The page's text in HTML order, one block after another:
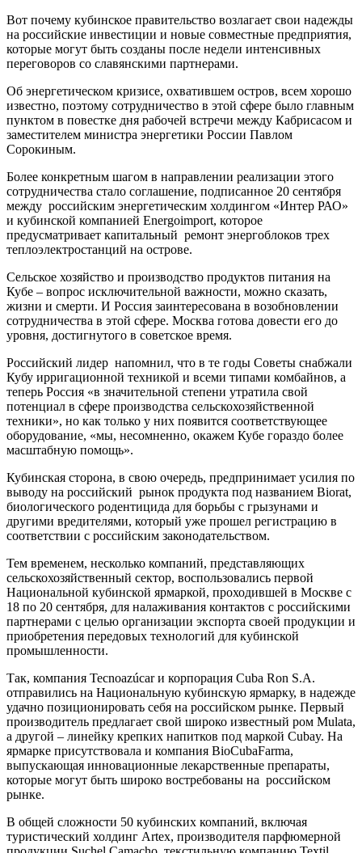
Вот почему кубинское правительство возлагает свои надежды
на российские инвестиции и новые совместные предприятия,
которые могут быть созданы после недели интенсивных
переговоров со славянскими партнерами.
Об энергетическом кризисе, охватившем остров, всем хорошо
известно, поэтому сотрудничество в этой сфере было главным
пунктом в повестке дня рабочей встречи между Кабрисасом и
заместителем министра энергетики России Павлом
Сорокиным.
Более конкретным шагом в направлении реализации этого
сотрудничества стало соглашение, подписанное 20 сентября
между российским энергетическим холдингом «Интер РАО»
и кубинской компанией Energoimport, которое
предусматривает капитальный ремонт энергоблоков трех
теплоэлектростанций на острове.
Сельское хозяйство и производство продуктов питания на
Кубе – вопрос исключительной важности, можно сказать,
жизни и смерти. И Россия заинтересована в возобновлении
сотрудничества в этой сфере. Москва готова довести его до
уровня, достигнутого в советское время.
Российский лидер напомнил, что в те годы Советы снабжали
Кубу ирригационной техникой и всеми типами комбайнов, а
теперь Россия «в значительной степени утратила свой
потенциал в сфере производства сельскохозяйственной
техники», но как только у них появится соответствующее
оборудование, «мы, несомненно, окажем Кубе гораздо более
масштабную помощь».
Кубинская сторона, в свою очередь, предпринимает усилия по
выводу на российский рынок продукта под названием Biorat,
биологического родентицида для борьбы с грызунами и
другими вредителями, который уже прошел регистрацию в
соответствии с российским законодательством.
Тем временем, несколько компаний, представляющих
сельскохозяйственный сектор, воспользовались первой
Национальной кубинской ярмаркой, проходившей в Москве с
18 по 20 сентября, для налаживания контактов с российскими
партнерами с целью организации экспорта своей продукции и
приобретения передовых технологий для кубинской
промышленности.
Так, компания Tecnoazúcar и корпорация Cuba Ron S.A.
отправились на Национальную кубинскую ярмарку, в надежде
удачно позиционировать себя на российском рынке. Первый
производитель предлагает свой широко известный ром Mulata,
а другой – линейку крепких напитков под маркой Cubay. На
ярмарке присутствовала и компания BioCubaFarma,
выпускающая инновационные лекарственные препараты,
которые могут быть широко востребованы на российском
рынке.
В общей сложности 50 кубинских компаний, включая
туристический холдинг Artex, производителя парфюмерной